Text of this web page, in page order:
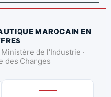
MAROCAIN EN
de l'Industrie ·
des Changes